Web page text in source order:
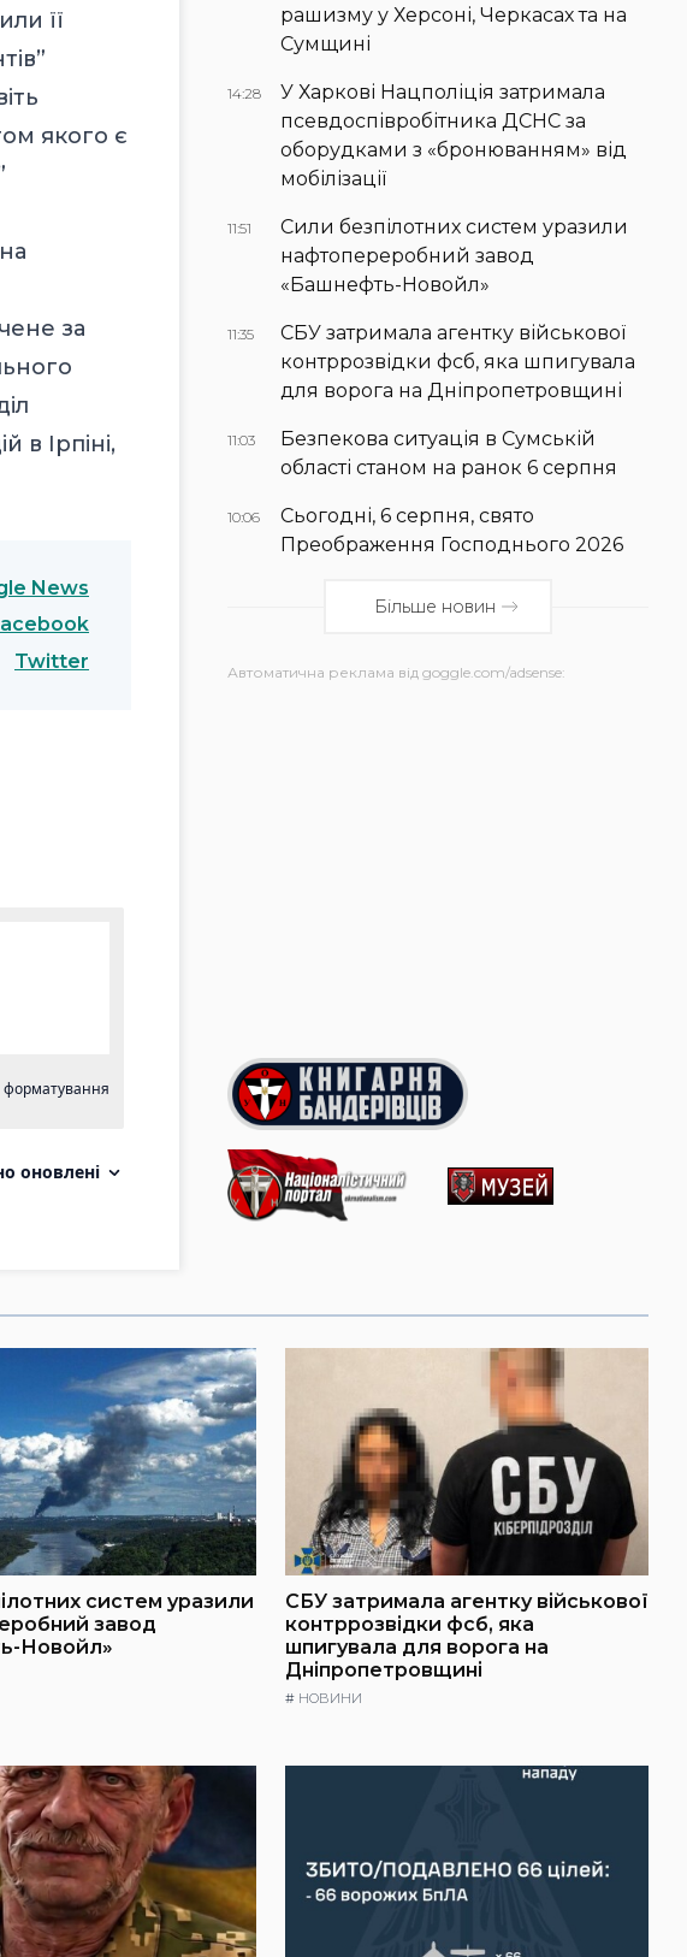
її
якого є
за
в Ірпіні,
News
Twitter
рашизму у Херсоні, Черкасах та на
Сумщині
14:28
У Харкові Нацполіція затримала
псевдоспівробітника ДСНС за
оборудками з «бронюванням» від
мобілізації
11:51
Сили безпілотних систем уразили
нафтопереробний завод
«Башнефть-Новойл»
11:35
СБУ затримала агентку військової
контррозвідки фсб, яка шпигувала
для ворога на Дніпропетровщині
11:03
Безпекова ситуація в Сумській
області станом на ранок 6 серпня
10:06
Сьогодні, 6 серпня, свято
Преображення Господнього 2026
Більше новин
Автоматична реклама від goggle.com/adsense:
систем уразили
завод
Новойл»
СБУ затримала агентку військової
контррозвідки фсб, яка
шпигувала для ворога на
Дніпропетровщині
# НОВИНИ